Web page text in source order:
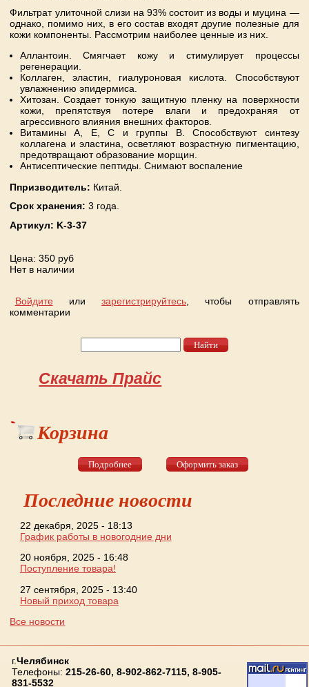
Фильтрат улиточной слизи на 93% состоит из воды и муцина —
однако, помимо них, в его состав входят другие полезные для
кожи компоненты. Рассмотрим наиболее ценные из них.
Аллантоин. Смягчает кожу и стимулирует процессы
регенерации.
Коллаген, эластин, гиалуроновая кислота. Способствуют
увлажнению эпидермиса.
Хитозан. Создает тонкую защитную пленку на поверхности
кожи, препятствуя потере влаги и предохраняя от
агрессивного влияния внешних факторов.
Витамины A, E, C и группы B. Способствуют синтезу
коллагена и эластина, осветляют возрастную пигментацию,
предотвращают образование морщин.
Антисептические пептиды. Снимают воспаление
Ппризводитель: Китай.
Срок хранения: 3 года.
Артикул: K-3-37
Цена: 350 руб
Нет в наличии
Войдите илизарегистрируйтесь , чтобы отправлять
комментарии
Скачать Прайс
Корзина
Подробнее Оформить заказ
Последние новости
22 декабря, 2025 - 18:13
График работы в новогодние дни
20 ноября, 2025 - 16:48
Поступление товара!
27 сентября, 2025 - 13:40
Новый приход товара
Все новости
г.Челябинск
Телефоны: 215-26-60, 8-902-862-7115, 8-905-
831-5532